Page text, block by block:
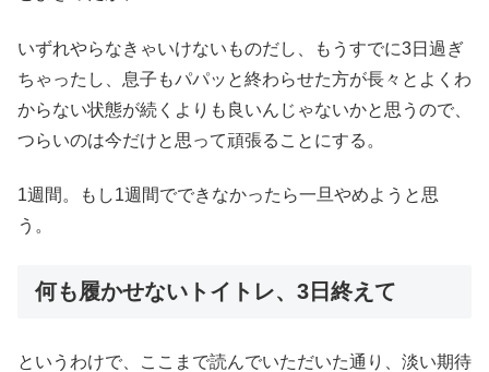
いずれやらなきゃいけないものだし、もうすでに3日過ぎ
ちゃったし、息子もパパッと終わらせた方が長々とよくわ
からない状態が続くよりも良いんじゃないかと思うので、
つらいのは今だけと思って頑張ることにする。
1週間。もし1週間でできなかったら一旦やめようと思
う。
何も履かせないトイトレ、3日終えて
というわけで、ここまで読んでいただいた通り、淡い期待